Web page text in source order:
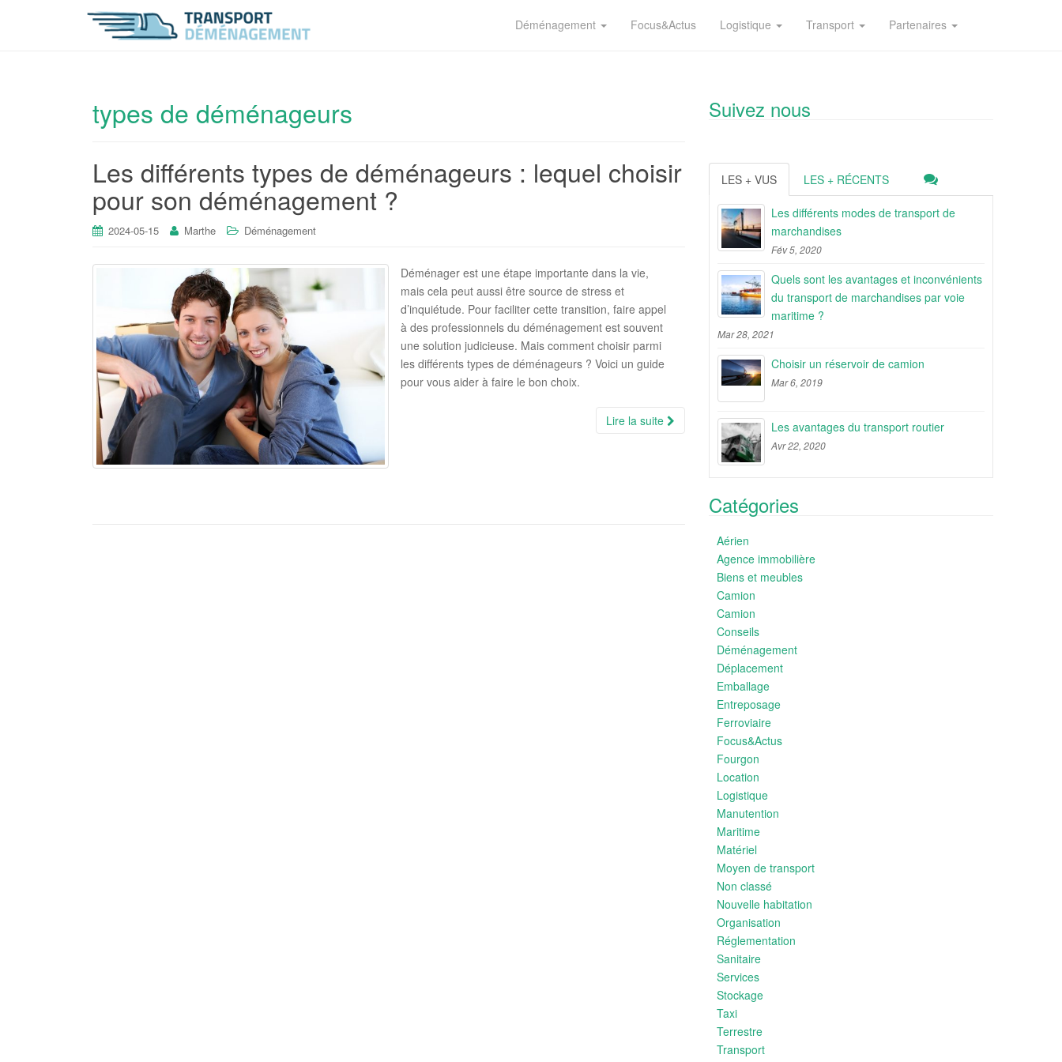
Déménagement Focus&Actus Logistique Transport Partenaires
types de déménageurs
Les différents types de déménageurs : lequel choisir
pour son déménagement ?
2024-05-15 Marthe Déménagement
Déménager est une étape importante dans la vie,
mais cela peut aussi être source de stress et
d’inquiétude. Pour faciliter cette transition, faire appel
à des professionnels du déménagement est souvent
une solution judicieuse. Mais comment choisir parmi
les différents types de déménageurs ? Voici un guide
pour vous aider à faire le bon choix.
Lire la suite
Suivez nous
LES + VUS LES + RÉCENTS
Les différents modes de transport de
marchandises
Fév 5, 2020
Quels sont les avantages et inconvénients
du transport de marchandises par voie
maritime ?
Mar 28, 2021
Choisir un réservoir de camion
Mar 6, 2019
Les avantages du transport routier
Avr 22, 2020
Catégories
Aérien
Agence immobilière
Biens et meubles
Camion
Camion
Conseils
Déménagement
Déplacement
Emballage
Entreposage
Ferroviaire
Focus&Actus
Fourgon
Location
Logistique
Manutention
Maritime
Matériel
Moyen de transport
Non classé
Nouvelle habitation
Organisation
Réglementation
Sanitaire
Services
Stockage
Taxi
Terrestre
Transport